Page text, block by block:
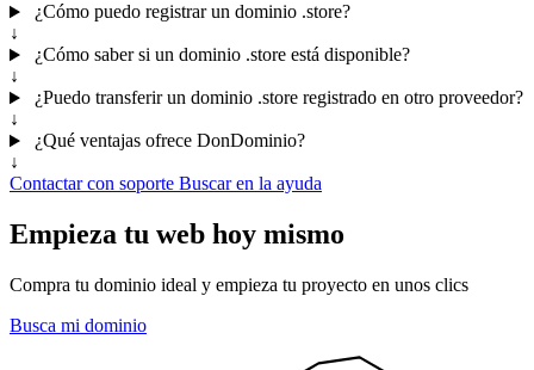
¿Cómo puedo registrar un dominio .store?
↓
¿Cómo saber si un dominio .store está disponible?
↓
¿Puedo transferir un dominio .store registrado en otro proveedor?
↓
¿Qué ventajas ofrece DonDominio?
↓
Contactar con soporte Buscar en la ayuda
Empieza tu web hoy mismo
Compra tu dominio ideal y empieza tu proyecto en unos clics
Busca mi dominio